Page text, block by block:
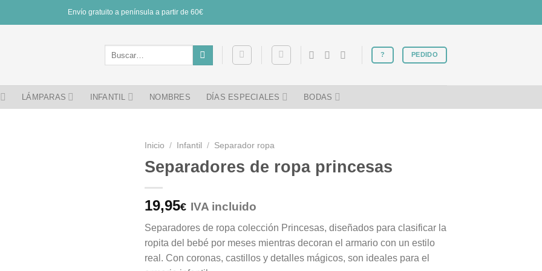
Envío gratuito a península a partir de 60€
? PEDIDO
LÁMPARAS INFANTIL NOMBRES DÍAS ESPECIALES BODAS
Inicio / Infantil / Separador ropa
Separadores de ropa princesas
19,95€ IVA incluido
Separadores de ropa colección Princesas, diseñados para clasificar la
ropita del bebé por meses mientras decoran el armario con un estilo
real. Con coronas, castillos y detalles mágicos, son ideales para el